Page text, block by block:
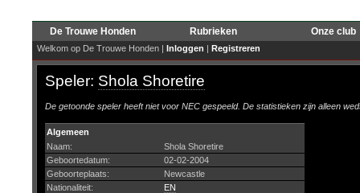
De Trouwe Honden Rubrieken Onze club
Welkom op De Trouwe Honden | Inloggen | Registreren
Speler: Shola Shoretire
De getoonde speler heeft niet voor NEC gespeeld. De statistieken zijn alleen
Algemeen
Naam:
Shola Shoretire
Geboortedatum:
02-02-2004
Geboorteplaats:
Newcastle
Nationaliteit:
EN